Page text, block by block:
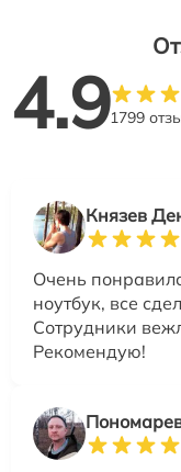
4.91799
Князев
Очень
ноутбук, все
Сотрудники
Рекомендую!